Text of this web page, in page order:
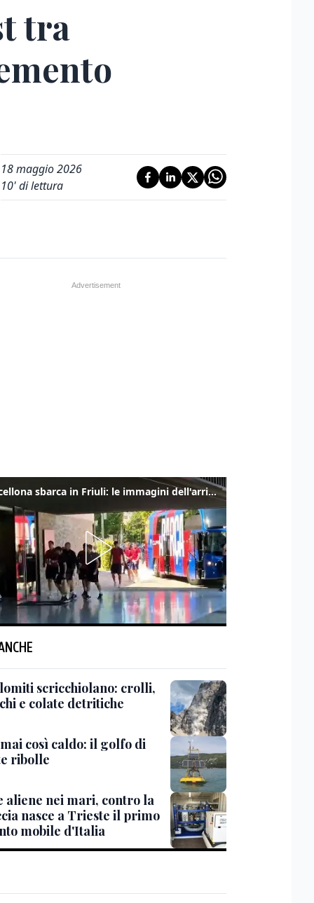
tra
18 maggio 2026
10' di lettura
Il Barcellona sbarca in Friuli: le immagini dell'arrivo in albergo
scricchiolano: crolli,
e colate detritiche
così caldo: il golfo di
ribolle
aliene nei mari, contro la
nasce a Trieste il primo
mobile d'Italia